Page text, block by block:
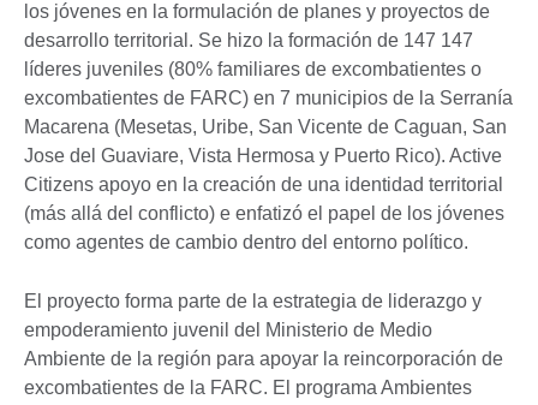
los jóvenes en la formulación de planes y proyectos de
desarrollo territorial. Se hizo la formación de 147 147
líderes juveniles (80% familiares de excombatientes o
excombatientes de FARC) en 7 municipios de la Serranía
Macarena (Mesetas, Uribe, San Vicente de Caguan, San
Jose del Guaviare, Vista Hermosa y Puerto Rico). Active
Citizens apoyo en la creación de una identidad territorial
(más allá del conflicto) e enfatizó el papel de los jóvenes
como agentes de cambio dentro del entorno político.
El proyecto forma parte de la estrategia de liderazgo y
empoderamiento juvenil del Ministerio de Medio
Ambiente de la región para apoyar la reincorporación de
excombatientes de la FARC. El programa Ambientes